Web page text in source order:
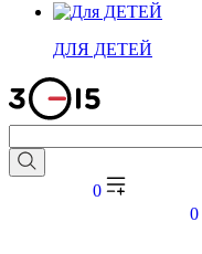
ДЛЯ ДЕТЕЙ
0
0